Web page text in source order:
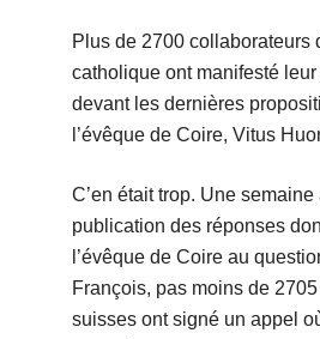
Plus de 2700 collaborateurs
catholique ont manifesté
devant les dernières
l’évêque de Coire, Vitus
C’en était trop. Une semaine
publication des réponses
l’évêque de Coire au
François, pas moins de
suisses ont signé un appel